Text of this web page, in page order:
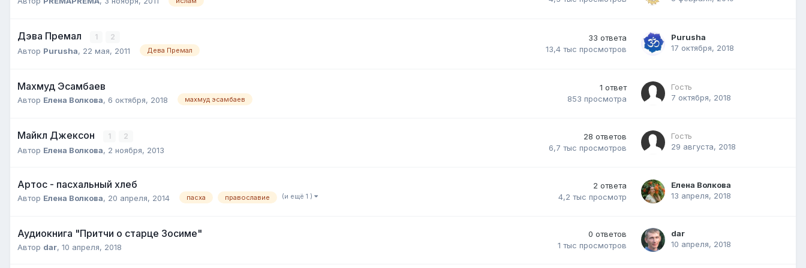
Дэва Премал 1 2
Автор Purusha, 22 мая, 2011 Дева Премал
33 ответа
13,4 тыс просмотров
Purusha
17 октября, 2018
Махмуд Эсамбаев
Автор Елена Волкова, 6 октября, 2018 махмуд эсамбаев
1 ответ
853 просмотра
Гость
7 октября, 2018
Майкл Джексон 1 2
Автор Елена Волкова, 2 ноября, 2013
28 ответов
6,7 тыс просмотров
Гость
29 августа, 2018
Артос - пасхальный хлеб
Автор Елена Волкова, 20 апреля, 2014 пасха православие (и ещё 1 )
2 ответа
4,2 тыс просмотр
Елена Волкова
13 апреля, 2018
Аудиокнига "Притчи о старце Зосиме"
Автор dar, 10 апреля, 2018
0 ответов
1 тыс просмотров
dar
10 апреля, 2018